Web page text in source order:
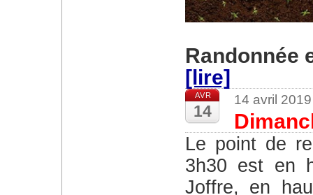
Randonnée
[lire]
AVR
14
14 avril
Le point de rendez-vous de cette boucle de
3h30 est en
Joffre, en